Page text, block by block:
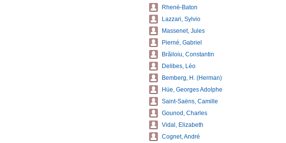
Rhené-Baton
Lazzari, Sylvio
Massenet, Jules
Pierné, Gabriel
Brăiloiu, Constantin
Delibes, Léo
Bemberg, H. (Herman)
Hüe, Georges Adolphe
Saint-Saëns, Camille
Gounod, Charles
Vidal, Elizabeth
Cognet, André